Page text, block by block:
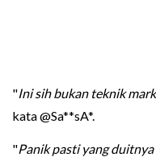
"Ini sih bukan teknik
kata @Sa**sA*.
"Panik pasti yang